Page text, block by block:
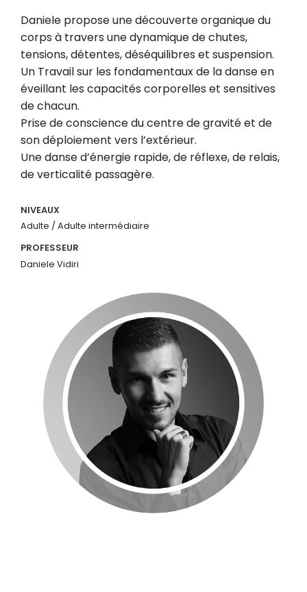
Daniele propose une découverte organique du
corps à travers une dynamique de chutes,
tensions, détentes, déséquilibres et suspension.
Un Travail sur les fondamentaux de la danse en
éveillant les capacités corporelles et sensitives
de chacun.
Prise de conscience du centre de gravité et de
son déploiement vers l’extérieur.
Une danse d’énergie rapide, de réflexe, de relais,
de verticalité passagère.
NIVEAUX
Adulte / Adulte intermédiaire
PROFESSEUR
Daniele Vidiri